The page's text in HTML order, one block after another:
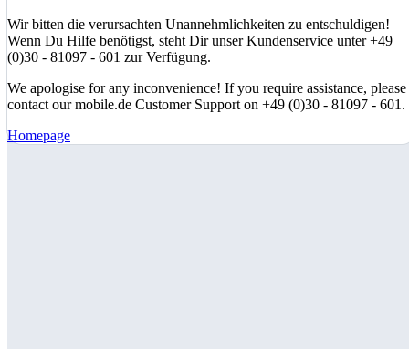
Wir bitten die verursachten Unannehmlichkeiten zu entschuldigen!
Wenn Du Hilfe benötigst, steht Dir unser Kundenservice unter +49
(0)30 - 81097 - 601 zur Verfügung.
We apologise for any inconvenience! If you require assistance, please
contact our mobile.de Customer Support on +49 (0)30 - 81097 - 601.
Homepage